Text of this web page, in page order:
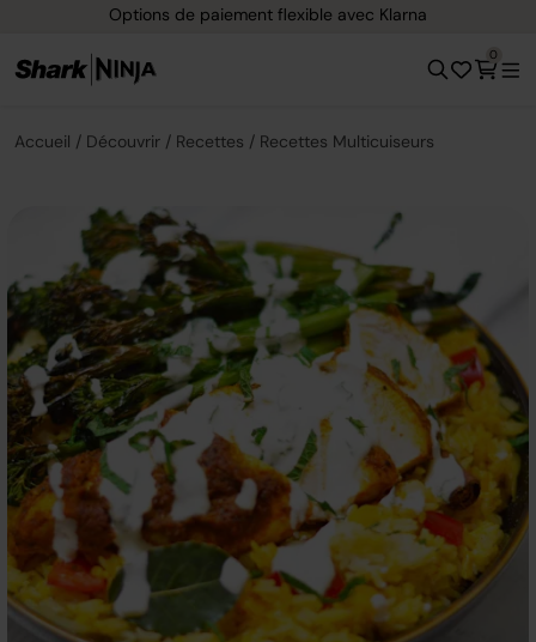
Options de paiement flexible avec Klarna
0
Accueil Découvrir Recettes Recettes Multicuiseurs